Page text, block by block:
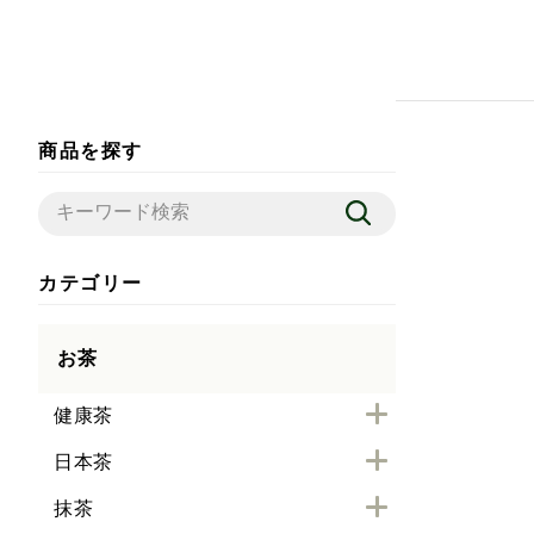
商品を探す
カテゴリー
お茶
健康茶
日本茶
抹茶